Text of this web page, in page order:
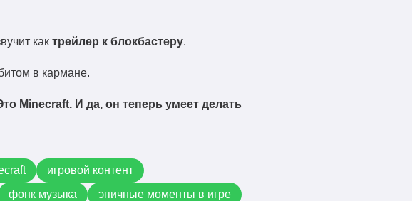
как трейлер к блокбастеру.
в кармане.
Minecraft. И да, он теперь умеет делать
игровой контент
фонк музыка эпичные моменты в игре